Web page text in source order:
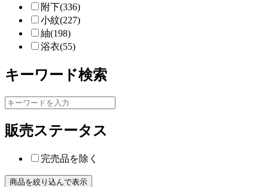
附下(336)
小紋(227)
紬(198)
浴衣(55)
キーワード検索
販売ステータス
完売品を除く